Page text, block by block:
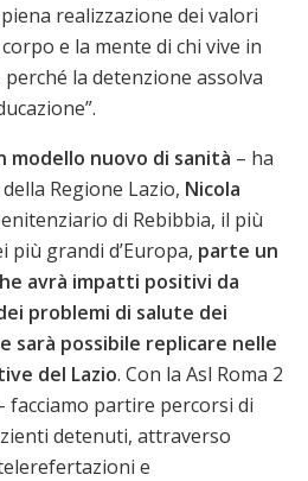
realizzazione dei valori
e la mente di chi vive in
la detenzione assolva
modello nuovo di sanità – ha
Regione Lazio, Nicola
di Rebibbia, il più
più grandi d’Europa, parte un
avrà impatti positivi da
problemi di salute dei
sarà possibile replicare nelle
del Lazio. Con la Asl Roma 2
facciamo partire percorsi di
detenuti, attraverso
e